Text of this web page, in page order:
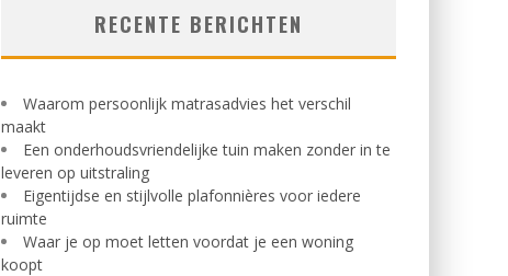
RECENTE BERICHTEN
Waarom persoonlijk matrasadvies het verschil
maakt
Een onderhoudsvriendelijke tuin maken zonder in te
leveren op uitstraling
Eigentijdse en stijlvolle plafonnières voor iedere
ruimte
Waar je op moet letten voordat je een woning
koopt